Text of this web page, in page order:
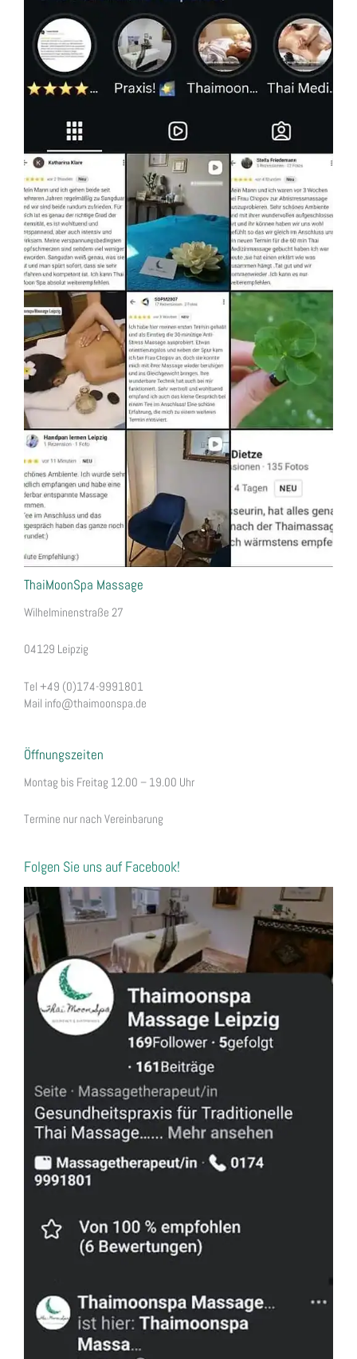
ThaiMoonSpa Massage
Wilhelminenstraße 27
04129 Leipzig
Tel +49 (0)174-9991801
Mail info@thaimoonspa.de
Öffnungszeiten
Montag bis Freitag 12.00 – 19.00 Uhr
Termine nur nach Vereinbarung
Folgen Sie uns auf Facebook!